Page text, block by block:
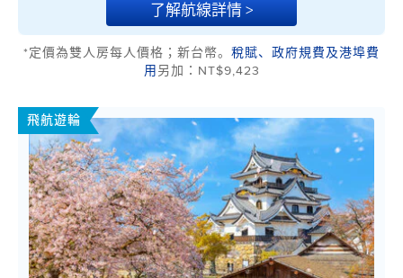
了解航線詳情 >
*定價為雙人房每人價格；新台幣。 稅賦、政府規費及港埠費
用 另加：NT$9,423
飛航遊輪